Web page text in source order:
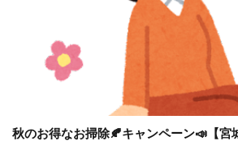
秋のお得なお掃除🍂キャンペーン📣【宮